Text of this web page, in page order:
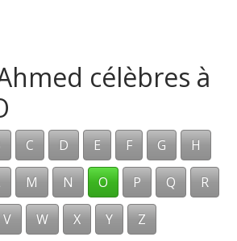
célèbres à
C D E F G H
M N O P Q R
V W X Y Z